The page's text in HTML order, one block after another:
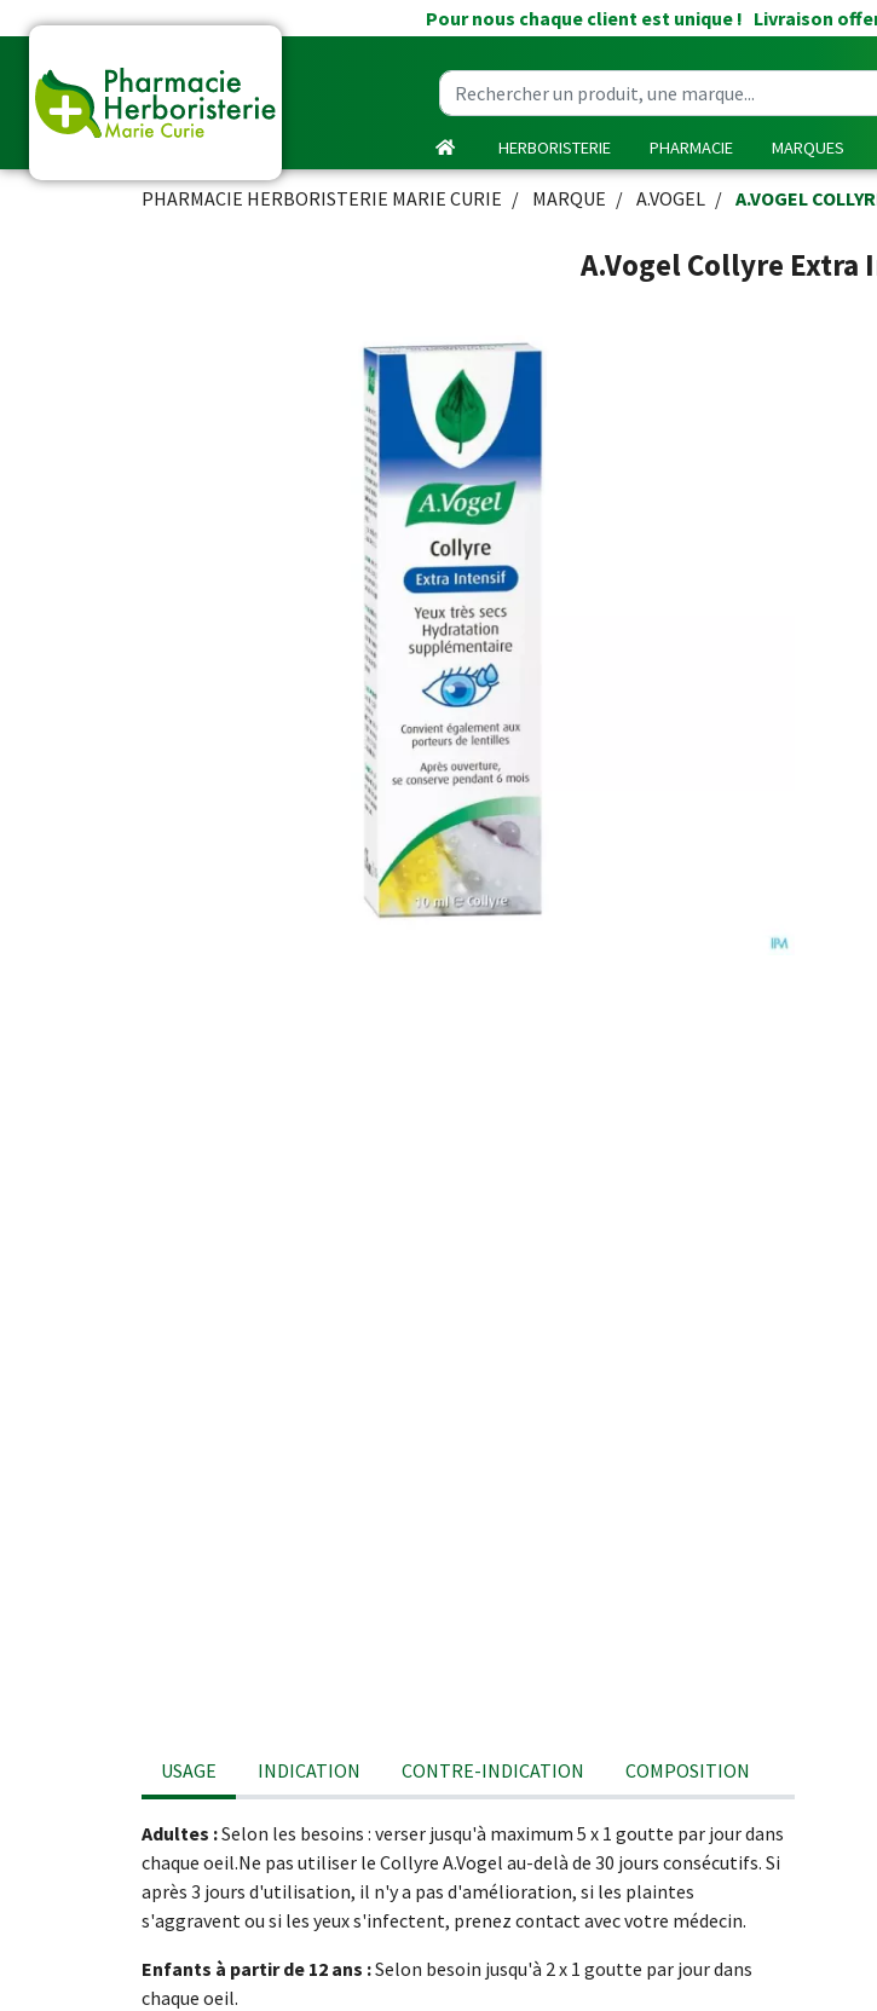
Pour nous chaque client est unique ! Livraison
HERBORISTERIE PHARMACIE MARQUES
PHARMACIE HERBORISTERIE MARIE CURIE MARQUE A.VOGEL A.VOGEL
A.Vogel Collyre
USAGE INDICATION CONTRE-INDICATION COMPOSITION
Adultes :Selon les besoins : verser jusqu'à maximum 5 x 1 goutte par jour dans
chaque oeil.Ne pas utiliser le Collyre A.Vogel au-delà de 30 jours consécutifs. Si
après 3 jours d'utilisation, il n'y a pas d'amélioration, si les plaintes
s'aggravent ou si les yeux s'infectent, prenez contact avec votre médecin.
Enfants à partir de 12 ans :Selon besoin jusqu'à 2 x 1 goutte par jour dans
chaque oeil.